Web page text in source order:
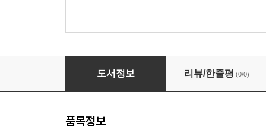
영화에 관하여
도서정보 리뷰/한줄평 (0/0)
품목정보